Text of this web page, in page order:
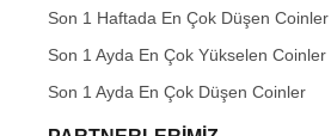
Son 1 Haftada En Çok Düşen Coinler
Son 1 Ayda En Çok Yükselen Coinler
Son 1 Ayda En Çok Düşen Coinler